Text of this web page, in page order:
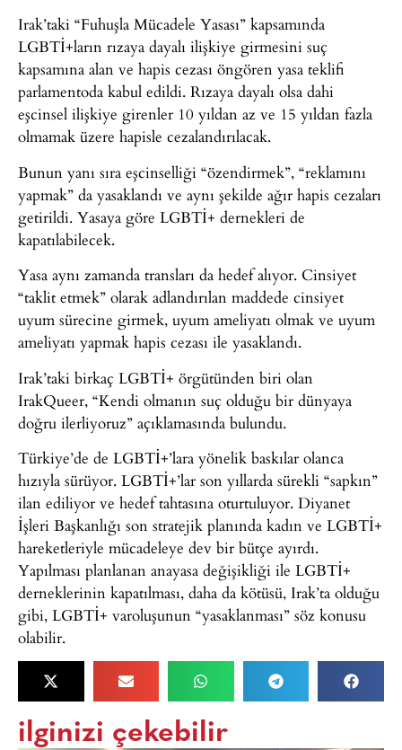
Irak’taki “Fuhuşla Mücadele Yasası” kapsamında
LGBTİ+ların rızaya dayalı ilişkiye girmesini suç
kapsamına alan ve hapis cezası öngören yasa teklifi
parlamentoda kabul edildi. Rızaya dayalı olsa dahi
eşcinsel ilişkiye girenler 10 yıldan az ve 15 yıldan fazla
olmamak üzere hapisle cezalandırılacak.
Bunun yanı sıra eşcinselliği “özendirmek”, “reklamını
yapmak” da yasaklandı ve aynı şekilde ağır hapis cezaları
getirildi. Yasaya göre LGBTİ+ dernekleri de
kapatılabilecek.
Yasa aynı zamanda transları da hedef alıyor. Cinsiyet
“taklit etmek” olarak adlandırılan maddede cinsiyet
uyum sürecine girmek, uyum ameliyatı olmak ve uyum
ameliyatı yapmak hapis cezası ile yasaklandı.
Irak’taki birkaç LGBTİ+ örgütünden biri olan
IrakQueer, “Kendi olmanın suç olduğu bir dünyaya
doğru ilerliyoruz” açıklamasında bulundu.
Türkiye’de de LGBTİ+’lara yönelik baskılar olanca
hızıyla sürüyor. LGBTİ+’lar son yıllarda sürekli “sapkın”
ilan ediliyor ve hedef tahtasına oturtuluyor. Diyanet
İşleri Başkanlığı son stratejik planında kadın ve LGBTİ+
hareketleriyle mücadeleye dev bir bütçe ayırdı.
Yapılması planlanan anayasa değişikliği ile LGBTİ+
derneklerinin kapatılması, daha da kötüsü, Irak’ta olduğu
gibi, LGBTİ+ varoluşunun “yasaklanması” söz konusu
olabilir.
ilginizi çekebilir